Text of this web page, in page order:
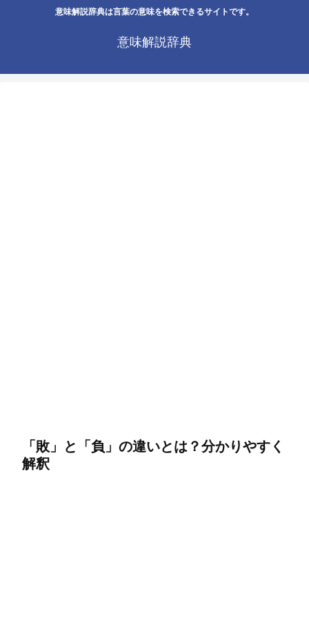
意味解説辞典は言葉の意味を検索できるサイトです。
意味解説辞典
「敗」と「負」の違いとは？分かりやすく
解釈